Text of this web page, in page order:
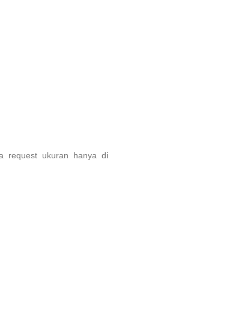
request ukuran hanya di